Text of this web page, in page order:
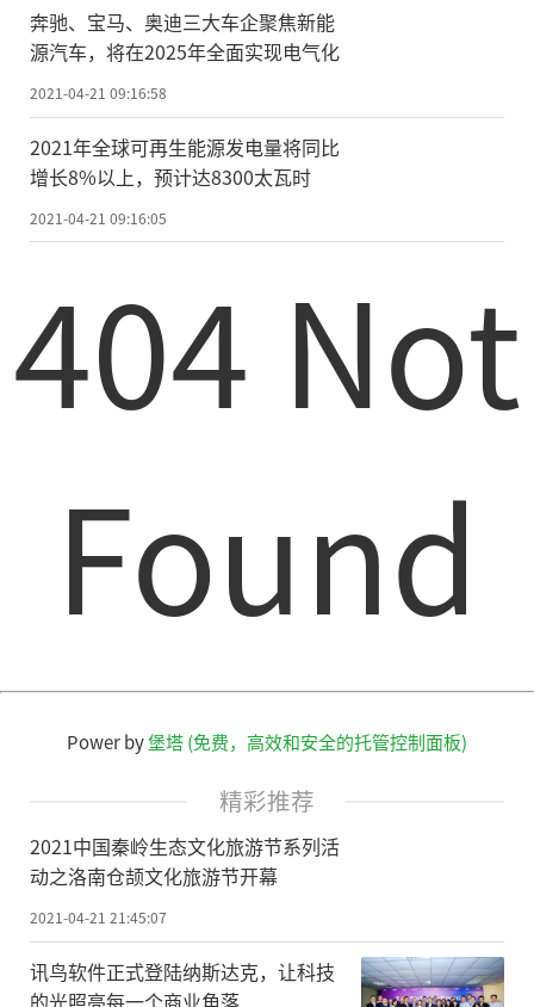
国已承诺在未来十年内将海上风力发电能力
提高4倍，并计划从2030年起禁止销售汽油和
柴油车。
此外，这一新目标将在6月下旬被写入法
律，届时将具有法律效力。
此举旨在促使其他国家政府于11月在英
会(COP26)之前采取进一步行动。
“我们希望继续提高应对气候变化的标
准，这就是为什么我们设定了世界上最雄心
说，“我们希望看到世界各国领导人在COP2
6的准备阶段追随我们的脚步，达到我们的目
标，因为只有我们齐心协力采取行动，才能
打造更加绿色的家园并保护我们的地
文章投诉热线:156 0057 2229 投诉邮箱:29132
奔驰、宝马、奥迪三大车企聚焦新能
源汽车，将在2025年全面实现电气化
2021-04-21 09:16:58
2021年全球可再生能源发电量将同比
增长8%以上，预计达8300太瓦时
2021-04-21 09:16:05
404 Not
Found
Power by堡塔 (免费，高效和安全的托管控制面板)
精彩推荐
2021中国秦岭生态文化旅游节系列活
动之洛南仓颉文化旅游节开幕
2021-04-21 21:45:07
讯鸟软件正式登陆纳斯达克，让科技
的光照亮每一个商业角落